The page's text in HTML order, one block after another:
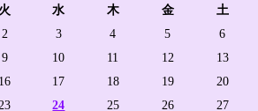
火 水 木 金
土
2 3 4 5
6
9 10 11 12
13
16 17 18 19
20
24 25 26 27